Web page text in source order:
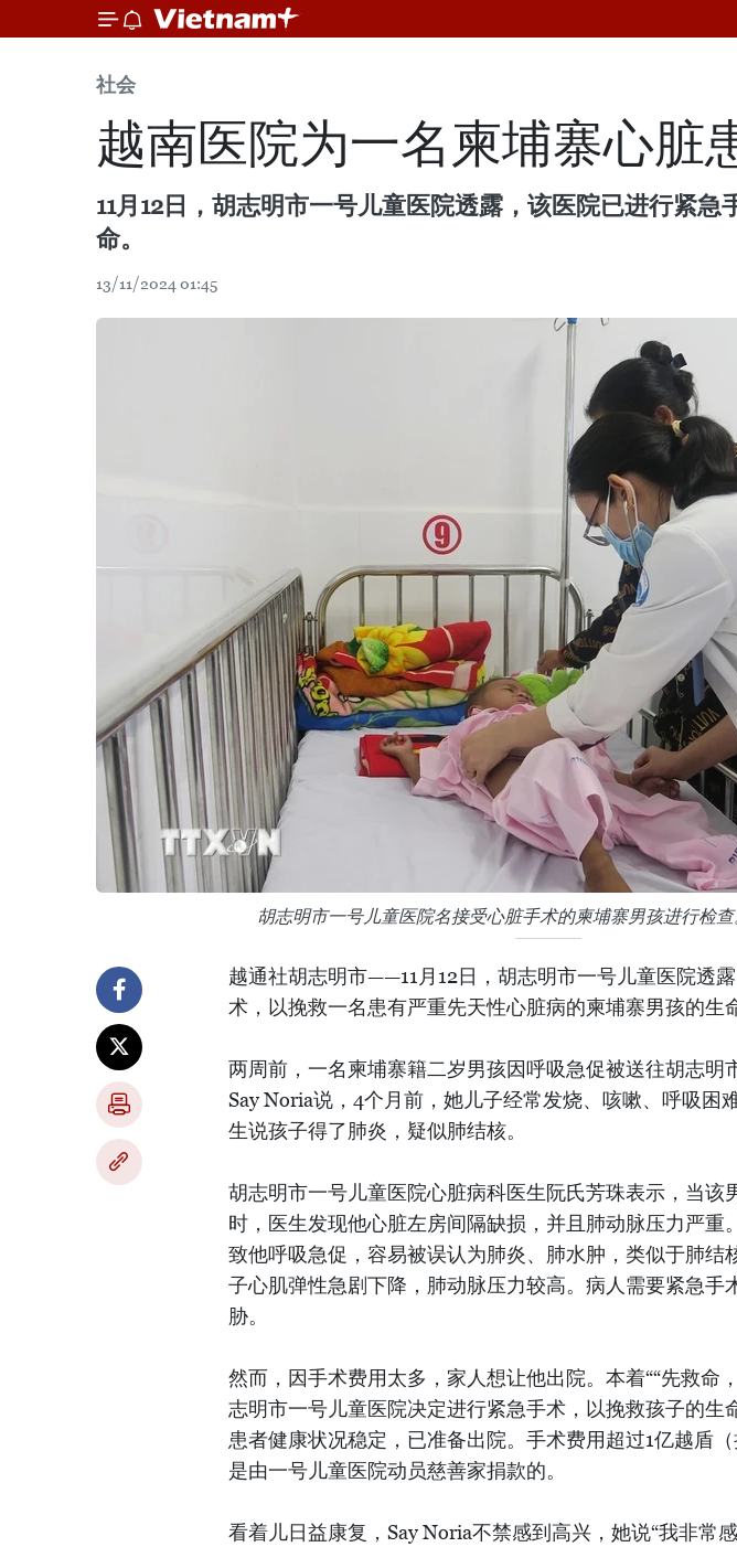
社会
越南医院为一名柬埔寨心脏
11月12日，胡志明市一号儿童医院透露，该医院已进行紧
命。
13/11/2024 01:45
胡志明市一号儿童医院名接受心脏手术的柬埔寨男孩进行检
越通社胡志明市——11月12日，胡志明市一号儿童医院透
术，以挽救一名患有严重先天性心脏病的柬埔寨男孩的生
两周前，一名柬埔寨籍二岁男孩因呼吸急促被送往胡志明
Say Noria说，4个月前，她儿子经常发烧、咳嗽、呼吸困
生说孩子得了肺炎，疑似肺结核。
胡志明市一号儿童医院心脏病科医生阮氏芳珠表示，当该
时，医生发现他心脏左房间隔缺损，并且肺动脉压力严重
致他呼吸急促，容易被误认为肺炎、肺水肿，类似于肺结
子心肌弹性急剧下降，肺动脉压力较高。病人需要紧急手
胁。
然而，因手术费用太多，家人想让他出院。本着““先救命
志明市一号儿童医院决定进行紧急手术，以挽救孩子的生
患者健康状况稳定，已准备出院。手术费用超过1亿越盾
是由一号儿童医院动员慈善家捐款的。
看着儿日益康复，Say Noria不禁感到高兴，她说“我非常感